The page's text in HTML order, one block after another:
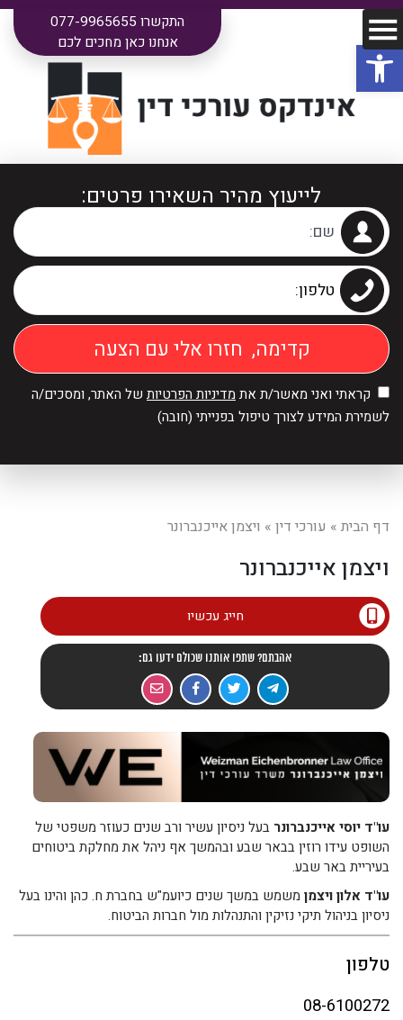
פתח סרגל נגישות
התקשרו 077-9965655
אנחנו כאן מחכים לכם
לייעוץ מהיר השאירו פרטים:
קראתי ואני מאשר/ת את מדיניות הפרטיות של האתר, ומסכים/ה
לשמירת המידע לצורך טיפול בפנייתי (חובה)
דף הבית » עורכי דין » ויצמן אייכנברונר
ויצמן אייכנברונר
חייג עכשיו
אהבתם? שתפו אותנו שכולם ידעו גם:
עו"ד יוסי אייכנברונר בעל ניסיון עשיר ורב שנים כעוזר משפטי של
השופט עידו רוזין בבאר שבע ובהמשך אף ניהל את מחלקת ביטוחים
בעיריית באר שבע.
עו"ד אלון ויצמן משמש במשך שנים כיועמ"ש בחברת ח. כהן והינו בעל
ניסיון בניהול תיקי נזיקין והתנהלות מול חברות הביטוח.
טלפון
08-6100272